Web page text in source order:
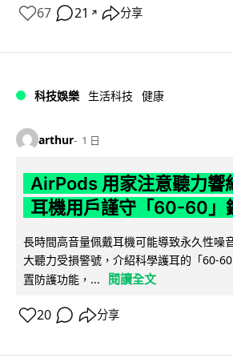
67 21 ↗ 分享
科技娛樂 生活科技 健康
arthur 1 日
AirPods 用家注意聽力響
耳機用戶謹守「60-60」
長時間高音量佩戴耳機可能導致永久性噪
大聽力受損警號，介紹科學護耳的「60-
置防護功能，...
閱讀全文
20 分享